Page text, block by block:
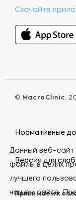
Скачайте
© MacroClinic,
Нормативные
Версия для
Принимаем к
Данный веб-сайт
файлы в целях
лучшего
нашем сайте.